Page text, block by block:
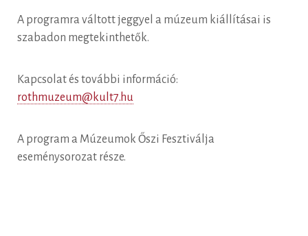
A programra váltott jeggyel a múzeum kiállításai is
szabadon megtekinthetők.
Kapcsolat és további információ:
rothmuzeum@kult7.hu
A program a Múzeumok Őszi Fesztiválja
eseménysorozat része.